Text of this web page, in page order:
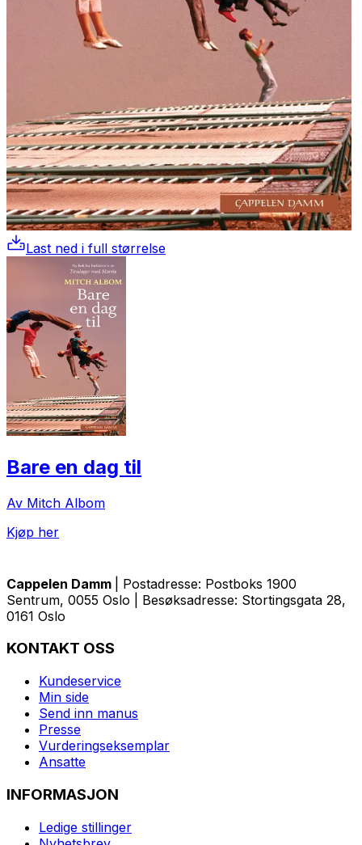
Last ned i full størrelse
Bare en dag til
Av Mitch Albom
Kjøp her
Cappelen Damm
| Postadresse: Postboks 1900
Sentrum, 0055 Oslo | Besøksadresse: Stortingsgata 28,
0161 Oslo
KONTAKT OSS
Kundeservice
Min side
Send inn manus
Presse
Vurderingseksemplar
Ansatte
INFORMASJON
Ledige stillinger